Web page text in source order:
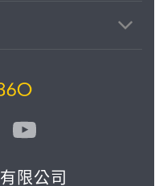
限公司